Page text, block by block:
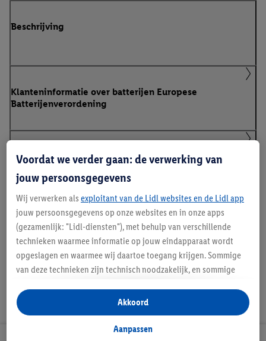
Beschrijving
Klanteninformatie over batterijen Europese
Batterijenverordening
Klanteninformatie over batterijen Europese
Batterijenverordening
Handleidingen en downloads
Voordat we verder gaan: de verwerking van
jouw persoonsgegevens
Wij verwerken als exploitant van de Lidl websites en de Lidl app
jouw persoonsgegevens op onze websites en in onze apps
(gezamenlijk: "Lidl-diensten"), met behulp van verschillende
technieken waarmee informatie op jouw eindapparaat wordt
opgeslagen en waarmee wij daartoe toegang krijgen. Sommige
van deze technieken zijn technisch noodzakelijk, en sommige
opslaan van voorkeursinstellingen, het verzamelen en
analyseren van statistieken of voor het tonen van
gepersonaliseerde reclame binnen en buiten de Lidl-diensten.
Aanpassen
Akkoord